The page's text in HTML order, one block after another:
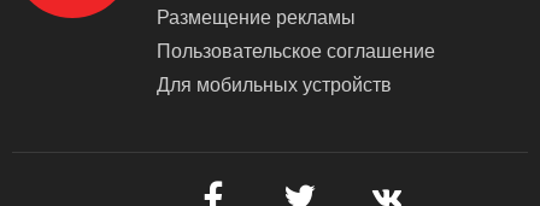
Размещение рекламы
Пользовательское соглашение
Для мобильных устройств